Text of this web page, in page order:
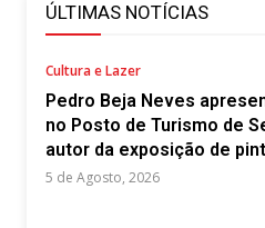
ÚLTIMAS NOTÍCIAS
Cultura e Lazer
Pedro Beja Neves
no Posto de Turismo de
autor da exposição de
5 de Agosto, 2026